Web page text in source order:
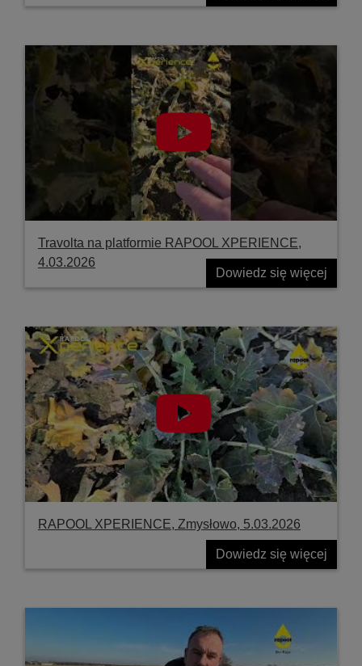
Travolta na platformie RAPOOL XPERIENCE,
4.03.2026
Dowiedz się więcej
RAPOOL XPERIENCE, Zmysłowo, 5.03.2026
Dowiedz się więcej